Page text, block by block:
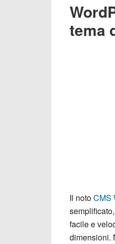
tema
Il notoCMS
facile e
dimensioni.